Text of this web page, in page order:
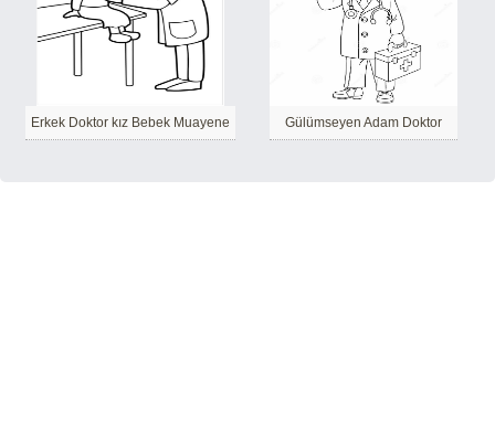
Erkek Doktor kız Bebek Muayene Gülümseyen Adam Doktor